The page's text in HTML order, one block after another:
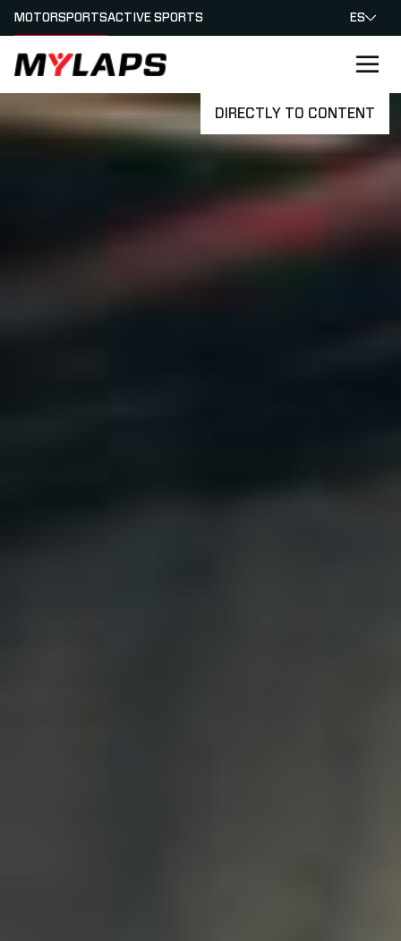
DIRECTLY TO CONTENT
LOGO MYLAPS - ESPANA
MOTORSPORTSACTIVE SPORTS ES